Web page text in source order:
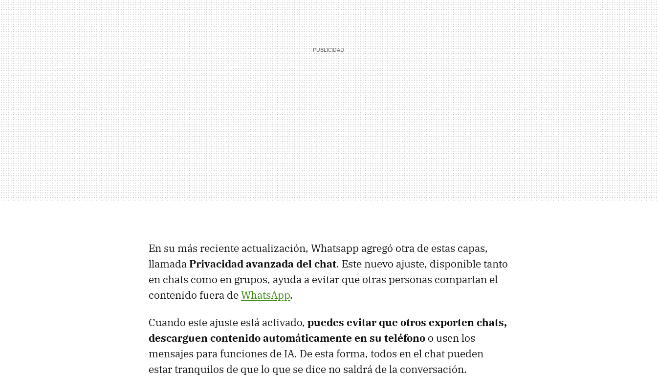
En su más reciente actualización, Whatsapp agregó otra de estas capas,
llamadaPrivacidad avanzada del chat. Este nuevo ajuste, disponible tanto
en chats como en grupos, ayuda a evitar que otras personas compartan el
contenido fuera deWhatsApp.
Cuando este ajuste está activado, puedes evitar que otros exporten chats,
descarguen contenido automáticamente en su teléfono o usen los
mensajes para funciones de IA. De esta forma, todos en el chat pueden
estar tranquilos de que lo que se dice no saldrá de la conversación.